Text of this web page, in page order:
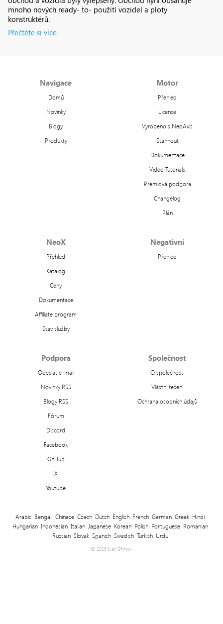
mnoho nových ready- to- použití vozidel a ploty
konstruktérů.
Přečtěte si více
Navigace
Domů
Novinky
Blogy
Produkty
Motor
Přehled
Licence
Vyrobeno s NeoAxis
Stáhnout
Dokumentace
Video Tutorials
Prémiová podpora
Changelog
Plán
NeoX
Přehled
Katalog
Ceny
Dokumentace
Affiliate program
Stav služby
Negativní
Přehled
Podpora
Odeslat e-mail
Novinky RSS
Blogy RSS
Fórum
Discord
Facebook
GitHub
X
Youtube
Společnost
O společnosti
Vlastní řešení
Ochrana osobních údajů
Arabic Bengali Chinese Czech Dutch English French German Greek Hindi
Hungarian Indonesian Italian Japanese Korean Polish Portuguese Romanian
Russian Slovak Spanish Swedish Turkish Urdu
© 2026 Ivan Efimov